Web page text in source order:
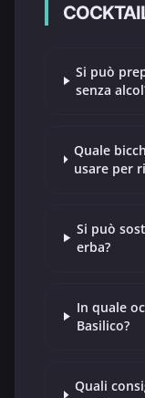
Si può
senza
Quale
usare per
Si può
erba?
In quale
Basilico?
Quali